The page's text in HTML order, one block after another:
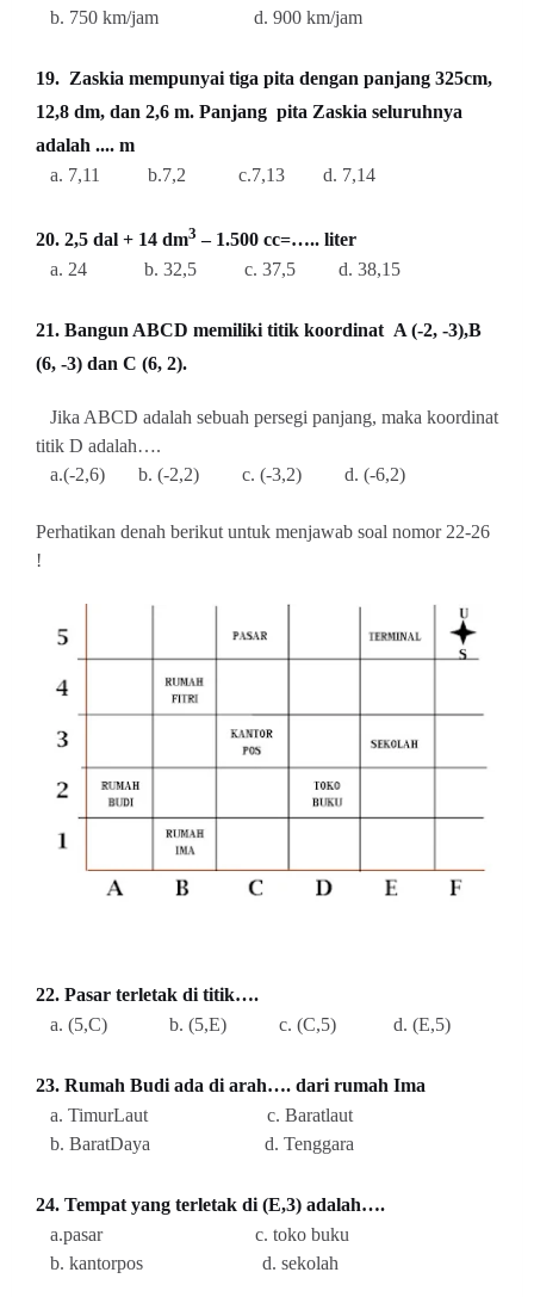
b. 750 km/jam d. 900 km/jam
19. Zaskia mempunyai tiga pita dengan panjang 325cm,
12,8 dm, dan 2,6 m. Panjang pita Zaskia seluruhnya
adalah .... m
a. 7,11 b.7,2 c.7,13 d. 7,14
20. 2,5 dal + 14 dm3 – 1.500 cc=….. liter
a. 24 b. 32,5 c. 37,5 d. 38,15
21. Bangun ABCD memiliki titik koordinat A (-2, -3),B
(6, -3) dan C (6, 2).
Jika ABCD adalah sebuah persegi panjang, maka koordinat
titik D adalah….
a.(-2,6) b. (-2,2) c. (-3,2) d. (-6,2)
Perhatikan denah berikut untuk menjawab soal nomor 22-26
!
22. Pasar terletak di titik….
a. (5,C) b. (5,E) c. (C,5) d. (E,5)
23. Rumah Budi ada di arah…. dari rumah Ima
a. TimurLaut c. Baratlaut
b. BaratDaya d. Tenggara
24. Tempat yang terletak di (E,3) adalah….
a.pasar c. toko buku
b. kantorpos d. sekolah